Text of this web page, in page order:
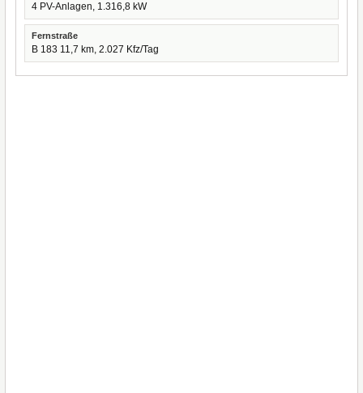
4 PV-Anlagen, 1.316,8 kW
Fernstraße
B 183 11,7 km, 2.027 Kfz/Tag